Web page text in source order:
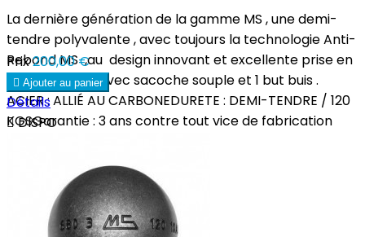
La dernière génération de la gamme MS , une demi-
tendre polyvalente , avec toujours la technologie Anti-
Rebond MS ,au design innovant et excellente prise en
main.Livraison avec sacoche souple et 1 but buis .
ACIER : ALLIÉ AU CARBONEDURETE : DEMI-TENDRE / 120
KGSGarantie : 3 ans contre tout vice de fabrication
Prix200,00 €
 Ajouter au panier
Détails
DISPO